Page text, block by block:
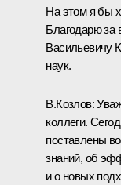
На этом я бы
Благодарю за
Васильевичу
наук.
В.Козлов:
коллеги.
поставлены
знаний, об
и о новых